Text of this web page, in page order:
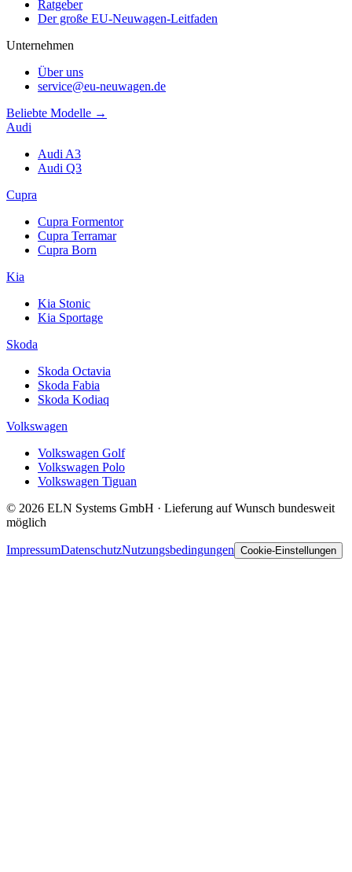
Ratgeber
Der große EU-Neuwagen-Leitfaden
Unternehmen
Über uns
service@eu-neuwagen.de
Beliebte Modelle →
Audi
Audi A3
Audi Q3
Cupra
Cupra Formentor
Cupra Terramar
Cupra Born
Kia
Kia Stonic
Kia Sportage
Skoda
Skoda Octavia
Skoda Fabia
Skoda Kodiaq
Volkswagen
Volkswagen Golf
Volkswagen Polo
Volkswagen Tiguan
© 2026 ELN Systems GmbH · Lieferung auf Wunsch bundesweit
möglich
ImpressumDatenschutzNutzungsbedingungen Cookie-Einstellungen